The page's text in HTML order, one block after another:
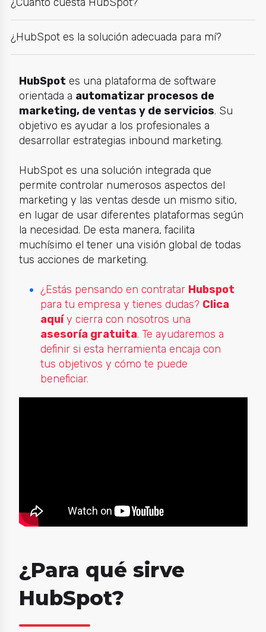
¿HubSpot es la solución adecuada para mí?
HubSpot es una plataforma de software
orientada a automatizar procesos de
marketing, de ventas y de servicios. Su
objetivo es ayudar a los profesionales a
desarrollar estrategias inbound marketing.
HubSpot es una solución integrada que
permite controlar numerosos aspectos del
marketing y las ventas desde un mismo sitio,
en lugar de usar diferentes plataformas según
la necesidad. De esta manera, facilita
muchísimo el tener una visión global de todas
tus acciones de marketing.
¿Estás pensando en contratar Hubspot
para tu empresa y tienes dudas? Clica
aquíy cierra con nosotros una
asesoría gratuita. Te ayudaremos a
definir si esta herramienta encaja con
tus objetivos y cómo te puede
beneficiar.
¿Para qué sirve
HubSpot?